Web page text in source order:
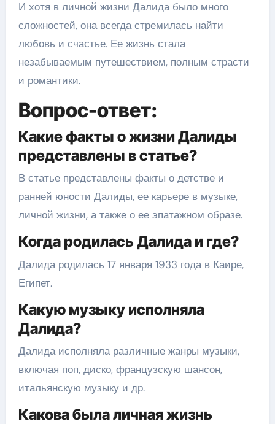
И хотя в личной жизни Далида было много
сложностей, она всегда стремилась найти
любовь и счастье. Ее жизнь стала
незабываемым путешествием, полным страсти
и романтики.
Вопрос-ответ:
Какие факты о жизни Далиды
представлены в статье?
В статье представлены факты о детстве и
ранней юности Далиды, ее карьере в музыке,
личной жизни, а также о ее эпатажном образе.
Когда родилась Далида и где?
Далида родилась 17 января 1933 года в Каире,
Египет.
Какую музыку исполняла
Далида?
Далида исполняла различные жанры музыки,
включая поп, диско, французскую шансон,
итальянскую музыку и др.
Какова была личная жизнь